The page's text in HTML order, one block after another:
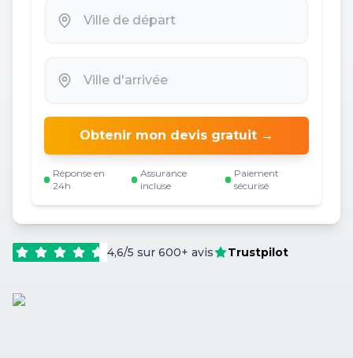
Obtenir mon devis gratuit →
Réponse en
24h
Assurance
incluse
Paiement
sécurisé
4,6/5 sur 600+ avis Trustpilot